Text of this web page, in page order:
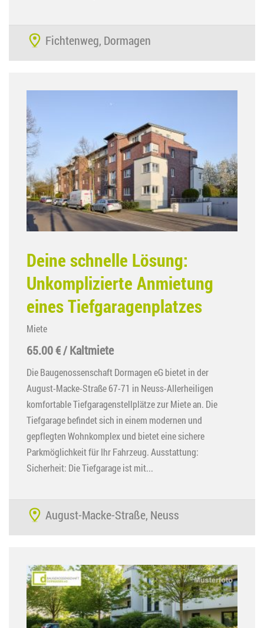
Fichtenweg, Dormagen
Deine schnelle Lösung:
Unkomplizierte Anmietung
eines Tiefgaragenplatzes
Miete
65.00 € / Kaltmiete
Die Baugenossenschaft Dormagen eG bietet in der
August-Macke-Straße 67-71 in Neuss-Allerheiligen
komfortable Tiefgaragenstellplätze zur Miete an. Die
Tiefgarage befindet sich in einem modernen und
gepflegten Wohnkomplex und bietet eine sichere
Parkmöglichkeit für Ihr Fahrzeug. Ausstattung:
Sicherheit: Die Tiefgarage ist mit...
August-Macke-Straße, Neuss